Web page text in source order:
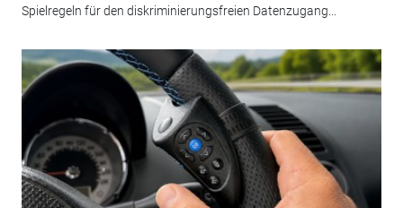
Spielregeln für den diskriminierungsfreien Datenzugang...